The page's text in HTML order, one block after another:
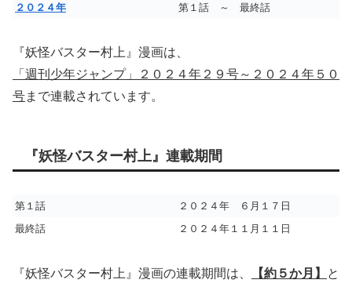
２０２４年 第１話 ～ 最終話
『妖怪バスター村上』漫画は、
「週刊少年ジャンプ」２０２４年２９号～２０２４年５０
号まで連載されています。
『妖怪バスター村上』連載期間
第１話
２０２４年 ６月１７日
最終話
２０２４年１１月１１日
『妖怪バスター村上』漫画の連載期間は、 【約５か月】
と